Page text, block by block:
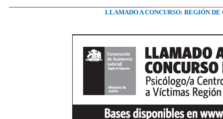
LLAMADO A CONCURSO: REGIÓN DE